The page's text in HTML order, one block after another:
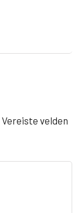
Vereiste velden